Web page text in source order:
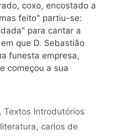
coxo, encostado a
feito" partiu-se:
para cantar a
que D. Sebastião
funesta empresa,
começou a sua
,Textos Introdutórios
, carlos de